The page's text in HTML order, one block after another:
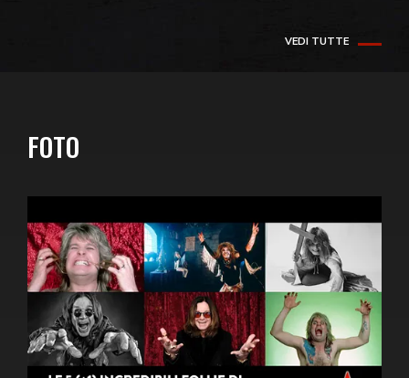
VEDI TUTTE
FOTO